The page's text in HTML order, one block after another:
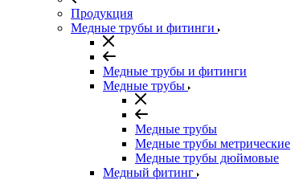
Продукция
Медные трубы и фитинги
Медные трубы и фитинги
Медные трубы
Медные трубы
Медные трубы метрические
Медные трубы дюймовые
Медный фитинг